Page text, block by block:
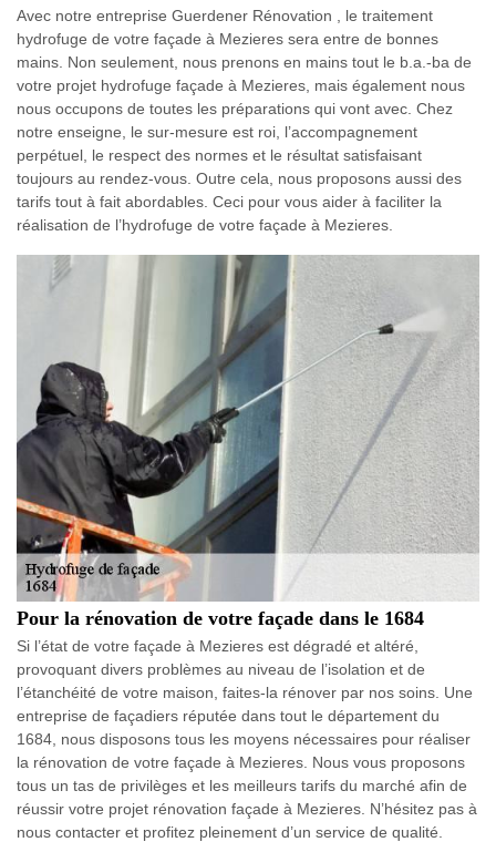
Avec notre entreprise Guerdener Rénovation , le traitement
hydrofuge de votre façade à Mezieres sera entre de bonnes
mains. Non seulement, nous prenons en mains tout le b.a.-ba de
votre projet hydrofuge façade à Mezieres, mais également nous
nous occupons de toutes les préparations qui vont avec. Chez
notre enseigne, le sur-mesure est roi, l’accompagnement
perpétuel, le respect des normes et le résultat satisfaisant
toujours au rendez-vous. Outre cela, nous proposons aussi des
tarifs tout à fait abordables. Ceci pour vous aider à faciliter la
réalisation de l’hydrofuge de votre façade à Mezieres.
Pour la rénovation de votre façade dans le 1684
Si l’état de votre façade à Mezieres est dégradé et altéré,
provoquant divers problèmes au niveau de l’isolation et de
l’étanchéité de votre maison, faites-la rénover par nos soins. Une
entreprise de façadiers réputée dans tout le département du
1684, nous disposons tous les moyens nécessaires pour réaliser
la rénovation de votre façade à Mezieres. Nous vous proposons
tous un tas de privilèges et les meilleurs tarifs du marché afin de
réussir votre projet rénovation façade à Mezieres. N’hésitez pas à
nous contacter et profitez pleinement d’un service de qualité.